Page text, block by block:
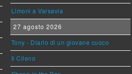
Limoni a Varsavia
27 agosto 2026
Tony - Diario di un giovane cuoco
Il Cileno